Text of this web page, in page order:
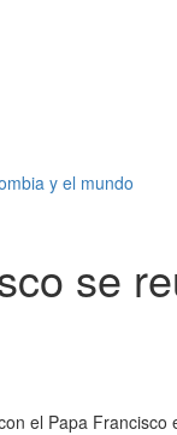
y el mundo
se
el Papa